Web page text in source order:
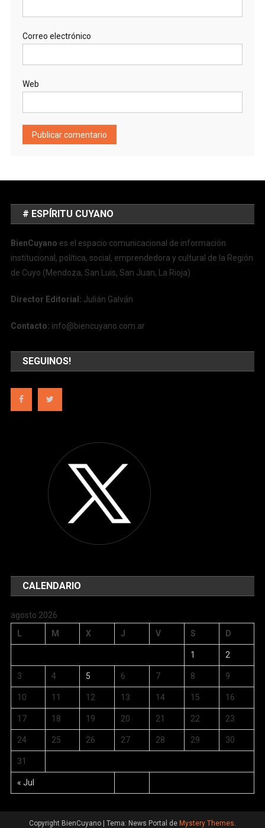
Correo electrónico
Web
# ESPÍRITU CUYANO
BienCuyano es el espacio comunicacional de información
institucional, política, social, emprendedora y cultural de la Región
de Cuyo (Mendoza, San Luis, San Juan, La Rioja)
Director Editorial: Julián Galván
Contacto: info@biencuyano.com.ar
SEGUINOS!
CALENDARIO
agosto 2026
L
M X J V S D
« Jul
1 2
3 4 5 6 7 8 9
10 11 12 13 14 15 16
17 18 19 20 21 22 23
24 25 26 27 28 29 30
31
Copyright BienCuyano Tema: News Portal de Mystery Themes.